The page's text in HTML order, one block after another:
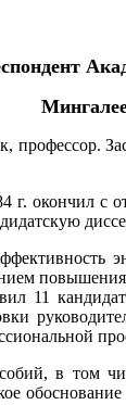
профессор.
г. окончил
11
в том